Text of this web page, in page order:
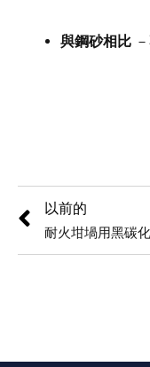
與鋼砂相比
以前的
耐火坩堝用黑碳